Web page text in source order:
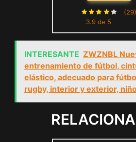
3.9 de 5
(29)
INTERESANTE ZWZNBL
entrenamiento de fútbol,
elástico, adecuado para
rugby, interior y exterior,